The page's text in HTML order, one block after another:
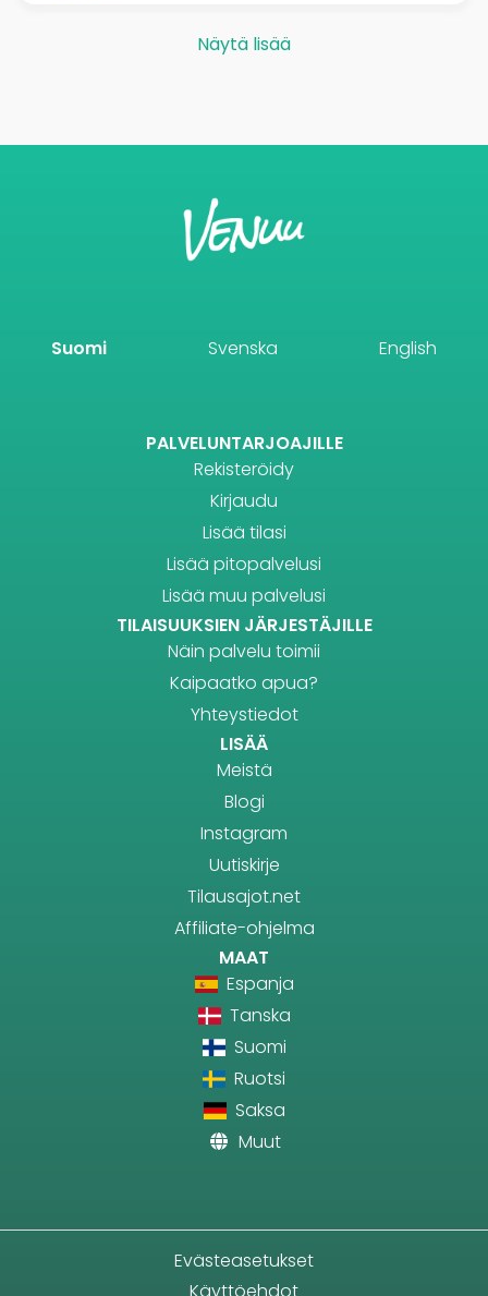
Näytä lisää
Suomi Svenska English
PALVELUNTARJOAJILLE
Rekisteröidy
Kirjaudu
Lisää tilasi
Lisää pitopalvelusi
Lisää muu palvelusi
TILAISUUKSIEN JÄRJESTÄJILLE
Näin palvelu toimii
Kaipaatko apua?
Yhteystiedot
LISÄÄ
Meistä
Blogi
Instagram
Uutiskirje
Tilausajot.net
Affiliate-ohjelma
MAAT
Espanja
Tanska
Suomi
Ruotsi
Saksa
Muut
Evästeasetukset
Käyttöehdot